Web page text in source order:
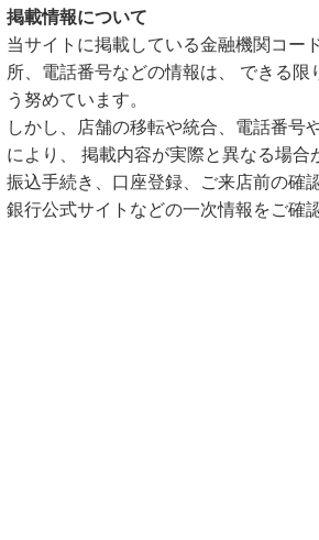
掲載情報について
当サイトに掲載している金融機関コー
所、電話番号などの情報は、 できる限
う努めています。
しかし、店舗の移転や統合、電話番号
により、 掲載内容が実際と異なる場合
振込手続き、口座登録、ご来店前の確
銀行公式サイトなどの一次情報をご確